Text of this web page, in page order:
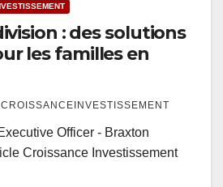
: des solutions
les familles en
CROISSANCEINVESTISSEMENT
Officer - Braxton
Croissance Investissement